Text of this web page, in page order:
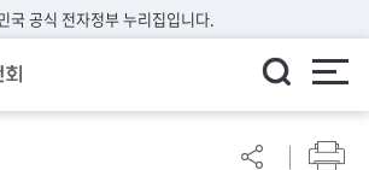
국 공식 전자정부 누리집입니다.